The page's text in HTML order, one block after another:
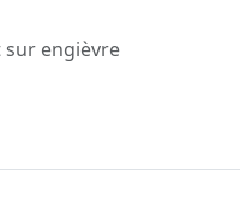
sur engièvre